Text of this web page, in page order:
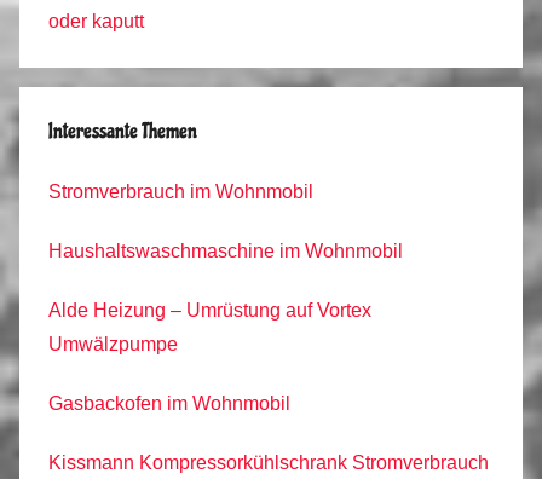
oder kaputt
Interessante Themen
Stromverbrauch im Wohnmobil
Haushaltswaschmaschine im Wohnmobil
Alde Heizung – Umrüstung auf Vortex
Umwälzpumpe
Gasbackofen im Wohnmobil
Kissmann Kompressorkühlschrank Stromverbrauch